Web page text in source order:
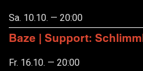
Sa. 10.10. — 20:00
Baze | Support:
Fr. 16.10. — 20:00